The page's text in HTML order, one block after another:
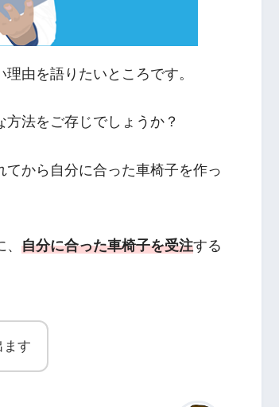
由を語りたいところです。
法をご存じでしょうか？
から自分に合った車椅子を作っ
自分に合った車椅子を受注する
ます